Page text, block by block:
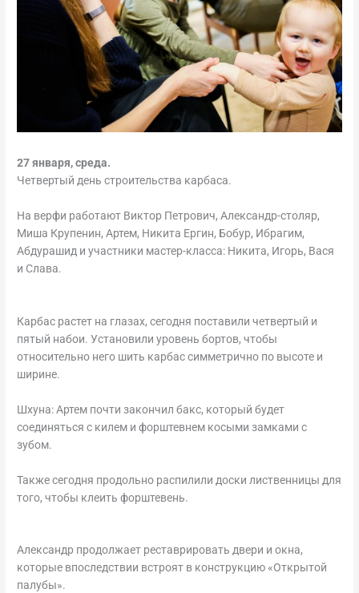
27 января, среда.
Четвертый день строительства карбаса.
На верфи работают Виктор Петрович, Александр-столяр,
Миша Крупенин, Артем, Никита Ергин, Бобур, Ибрагим,
Абдурашид и участники мастер-класса: Никита, Игорь, Вася
и Слава.
Карбас растет на глазах, сегодня поставили четвертый и
пятый набои. Установили уровень бортов, чтобы
относительно него шить карбас симметрично по высоте и
ширине.
Шхуна: Артем почти закончил бакс, который будет
соединяться с килем и форштевнем косыми замками с
зубом.
Также сегодня продольно распилили доски лиственницы для
того, чтобы клеить форштевень.
Александр продолжает реставрировать двери и окна,
которые впоследствии встроят в конструкцию «Открытой
палубы».